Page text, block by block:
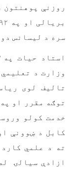
روزنې
سره د لیسانس
وزارت د
تالیف لوی
توګه مقرر او
خدمت کولو
کابل د ښوونې
ته د علمي
ازادې سيالۍ